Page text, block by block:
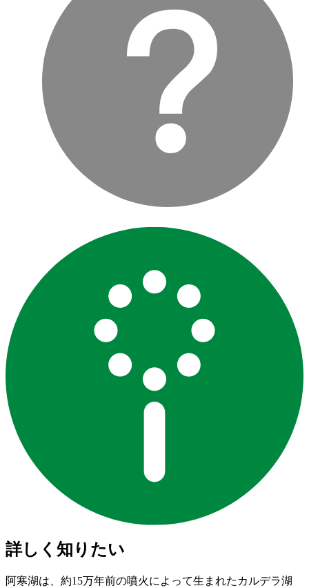
詳しく知りたい
阿寒湖は、約15万年前の噴火によって生まれたカルデラ湖